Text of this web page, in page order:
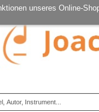
unseres Online-